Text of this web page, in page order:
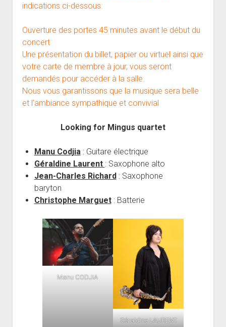
indications ci-dessous:
Ouverture des portes 45 minutes avant le début du
concert
Une présentation du billet, papier ou virtuel ainsi que
votre carte de membre à jour, vous seront
demandés pour accéder à la salle.
Nous vous garantissons que la musique sera belle
et l’ambiance sympathique et convivial
Looking for Mingus quartet
Manu Codjia : Guitare électrique
Géraldine Laurent : Saxophone alto
Jean-Charles Richard: Saxophone
baryton
Christophe Marguet: Batterie
Manu CODJIA
Géraldine LAURENT